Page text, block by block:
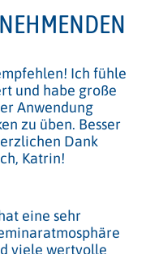
Ich fühle
und habe große
Anwendung
zu üben. Besser
Dank
Katrin!
eine sehr
viele wertvolle